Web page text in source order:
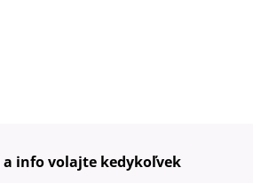
a info volajte kedykoľvek